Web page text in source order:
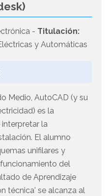
- Titulación:
y Automáticas
Medio, AutoCAD (y su
es la
interpretar la
El alumno
unifilares y
del
de Aprendizaje
técnica' se alcanza al